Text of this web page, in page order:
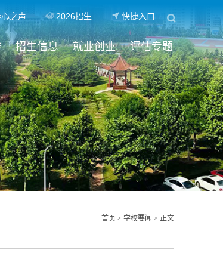
之声 2026招生 快捷入口
招生信息 就业创业 评估专题
首页 > 学校要闻 > 正文